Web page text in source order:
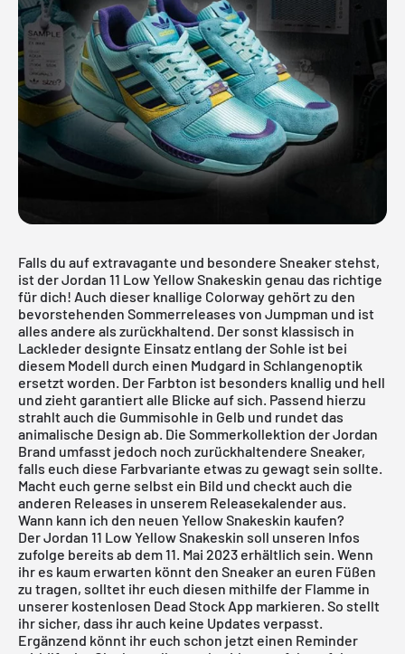
Falls du auf extravagante und besondere Sneaker stehst,
ist der Jordan 11 Low Yellow Snakeskin genau das richtige
für dich! Auch dieser knallige Colorway gehört zu den
bevorstehenden Sommerreleases von Jumpman und ist
alles andere als zurückhaltend. Der sonst klassisch in
Lackleder designte Einsatz entlang der Sohle ist bei
diesem Modell durch einen Mudgard in Schlangenoptik
ersetzt worden. Der Farbton ist besonders knallig und hell
und zieht garantiert alle Blicke auf sich. Passend hierzu
strahlt auch die Gummisohle in Gelb und rundet das
animalische Design ab. Die Sommerkollektion der Jordan
Brand umfasst jedoch noch zurückhaltendere Sneaker,
falls euch diese Farbvariante etwas zu gewagt sein sollte.
Macht euch gerne selbst ein Bild und checkt auch die
anderen Releases in unserem Releasekalenderaus.
Wann kann ich den neuen Yellow Snakeskin kaufen?
Der Jordan 11 Low Yellow Snakeskin soll unseren Infos
zufolge bereits ab dem 11. Mai 2023 erhältlich sein. Wenn
ihr es kaum erwarten könnt den Sneaker an euren Füßen
zu tragen, solltet ihr euch diesen mithilfe der Flamme in
unserer kostenlosen Dead Stock App markieren. So stellt
ihr sicher, dass ihr auch keine Updates verpasst.
Ergänzend könnt ihr euch schon jetzt einen Reminder